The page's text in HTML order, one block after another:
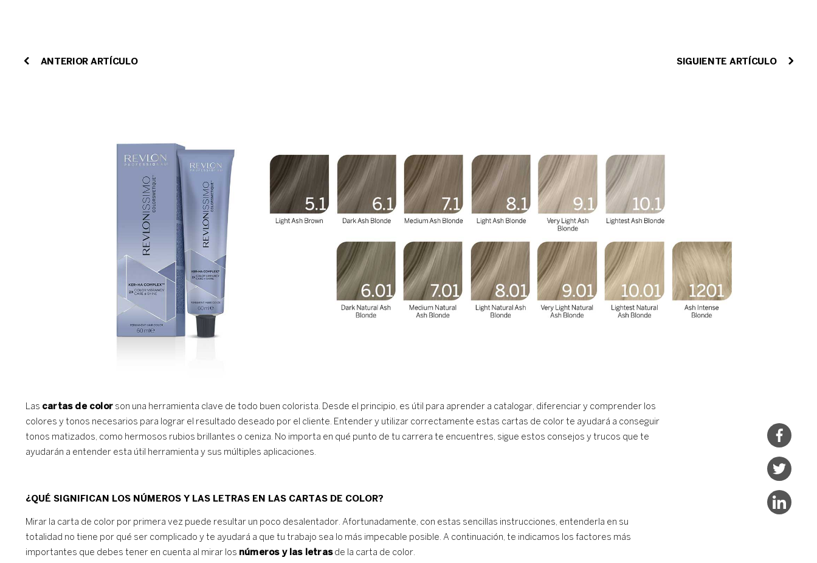
ANTERIOR ARTÍCULO SIGUIENTE ARTÍCULO
Las cartas de color son una herramienta clave de todo buen colorista. Desde el principio, es útil para aprender a catalogar, diferenciar y comprender los
colores y tonos necesarios para lograr el resultado deseado por el cliente. Entender y utilizar correctamente estas cartas de color te ayudará a conseguir
tonos matizados, como hermosos rubios brillantes o ceniza. No importa en qué punto de tu carrera te encuentres, sigue estos consejos y trucos que te
ayudarán a entender esta útil herramienta y sus múltiples aplicaciones.
¿QUÉ SIGNIFICAN LOS NÚMEROS Y LAS LETRAS EN LAS CARTAS DE COLOR?
Mirar la carta de color por primera vez puede resultar un poco desalentador. Afortunadamente, con estas sencillas instrucciones, entenderla en su
totalidad no tiene por qué ser complicado y te ayudará a que tu trabajo sea lo más impecable posible. A continuación, te indicamos los factores más
importantes que debes tener en cuenta al mirar los números y las letrasde la carta de color.